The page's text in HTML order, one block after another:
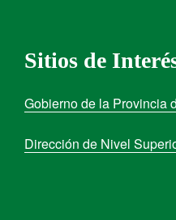
Sitios de
Gobierno de la Provincia
Dirección de Nivel